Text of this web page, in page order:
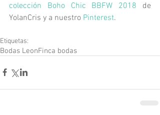
colección Boho Chic BBFW 2018 de
YolanCris y a nuestro Pinterest.
Etiquetas:
Bodas LeonFinca bodas